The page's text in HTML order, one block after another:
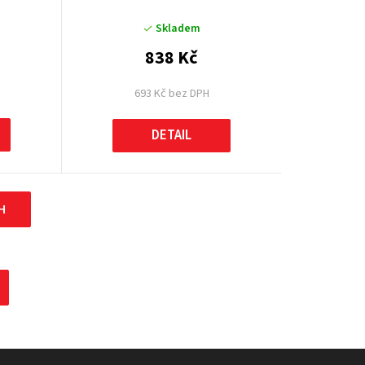
Skladem
693 Kč bez DPH
838 Kč
DETAIL